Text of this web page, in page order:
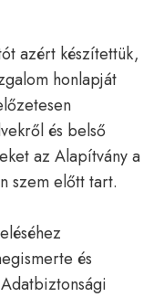
azért készítettük,
honlapját
és belső
az Alapítvány a
szem előtt tart.
és